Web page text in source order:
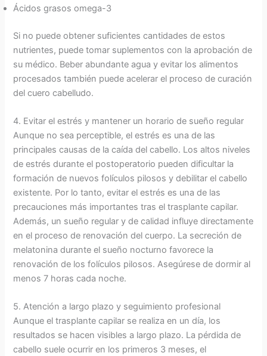
Ácidos grasos omega-3
Si no puede obtener suficientes cantidades de estos
nutrientes, puede tomar suplementos con la aprobación de
su médico. Beber abundante agua y evitar los alimentos
procesados también puede acelerar el proceso de curación
del cuero cabelludo.
4. Evitar el estrés y mantener un horario de sueño regular
Aunque no sea perceptible, el estrés es una de las
principales causas de la caída del cabello. Los altos niveles
de estrés durante el postoperatorio pueden dificultar la
formación de nuevos folículos pilosos y debilitar el cabello
existente. Por lo tanto, evitar el estrés es una de las
precauciones más importantes tras el trasplante capilar.
Además, un sueño regular y de calidad influye directamente
en el proceso de renovación del cuerpo. La secreción de
melatonina durante el sueño nocturno favorece la
renovación de los folículos pilosos. Asegúrese de dormir al
menos 7 horas cada noche.
5. Atención a largo plazo y seguimiento profesional
Aunque el trasplante capilar se realiza en un día, los
resultados se hacen visibles a largo plazo. La pérdida de
cabello suele ocurrir en los primeros 3 meses, el